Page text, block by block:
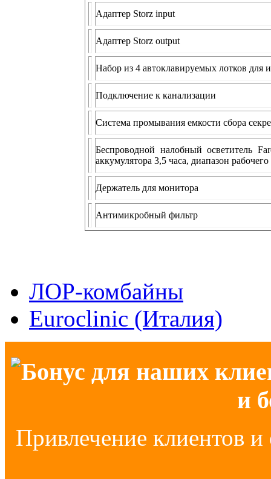
Адаптер Storz input
Адаптер Storz output
Набор из 4 автоклавируемых лотков для
Подключение к канализации
Система промывания емкости сбора
Беспроводной налобный осветитель
аккумулятора 3,5 часа, диапазон
Держатель для монитора
Антимикробный фильтр
ЛОР-комбайны
Euroclinic (Италия)
Бонус для наших
и
Привлечение клиентов и